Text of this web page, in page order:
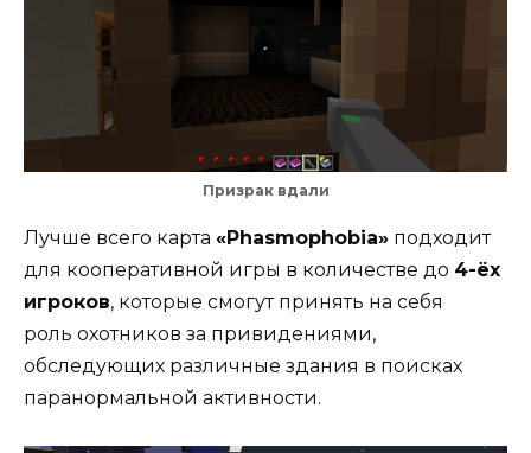
Призрак вдали
Лучше всего карта «Phasmophobia» подходит
для кооперативной игры в количестве до 4-ёх
игроков, которые смогут принять на себя
роль охотников за привидениями,
обследующих различные здания в поисках
паранормальной активности.